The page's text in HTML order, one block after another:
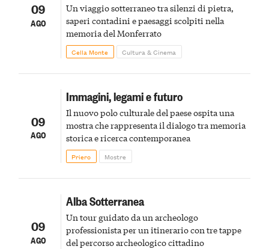
09
AGO
Un viaggio sotterraneo tra silenzi di pietra,
saperi contadini e paesaggi scolpiti nella
memoria del Monferrato
Cella Monte Cultura & Cinema
09
AGO
Immagini, legami e futuro
Il nuovo polo culturale del paese ospita una
mostra che rappresenta il dialogo tra memoria
storica e ricerca contemporanea
Priero Mostre
09
AGO
Alba Sotterranea
Un tour guidato da un archeologo
professionista per un itinerario con tre tappe
del percorso archeologico cittadino